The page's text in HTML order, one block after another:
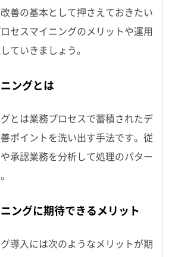
善の基本として押さえておきたい
セスマイニングのメリットや運用
ていきましょう。
ングとは
とは業務プロセスで蓄積されたデ
ポイントを洗い出す手法です。従
承認業務を分析して処理のパター
ングに期待できるメリット
導入には次のようなメリットが期